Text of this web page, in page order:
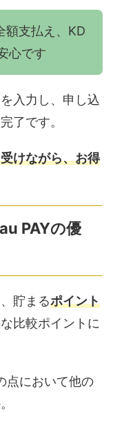
額支払え、KD
心です
入力し、申し込
了です。
けながら、お得
PAYの優
貯まるポイント
比較ポイントに
点において他の